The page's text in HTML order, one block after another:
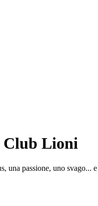
Club Lioni
una passione, uno